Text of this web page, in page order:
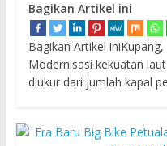
Bagikan Artikel ini
Bagikan Artikel
Modernisasi kekuatan
diukur dari jumlah kapal